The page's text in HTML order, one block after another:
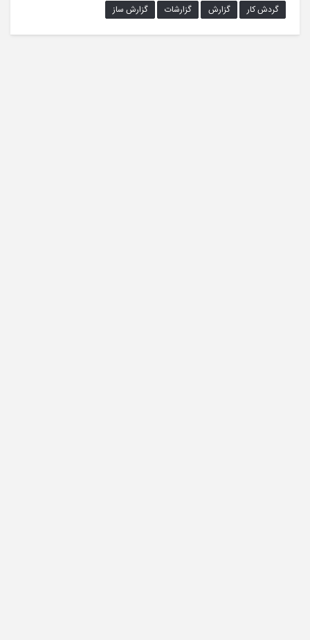
گردش کار
گزارش گزارشات گزارش ساز